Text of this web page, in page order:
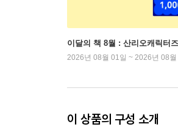
이달의 책 8월 : 산리오캐릭터
2026년 08월 01일 ~ 2026년 08월
이 상품의 구성 소개